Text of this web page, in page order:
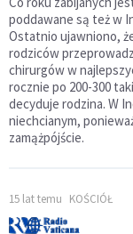
poddawane są też w
Ostatnio ujawniono,
rodziców
chirurgów w
rocznie po 200-300
decyduje rodzina. W
niechcianym,
zamążpójście.
15 lat temu KOŚCIÓŁ